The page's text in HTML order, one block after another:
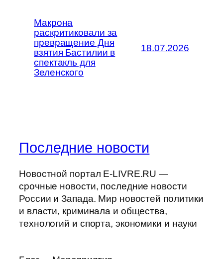
Макрона
раскритиковали за
превращение Дня
взятия Бастилии в
спектакль для
Зеленского
18.07.2026
Последние новости
Новостной портал E-LIVRE.RU —
срочные новости, последние новости
России и Запада. Мир новостей политики
и власти, криминала и общества,
технологий и спорта, экономики и науки